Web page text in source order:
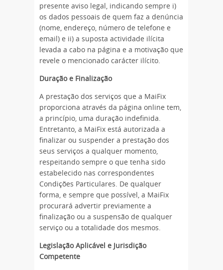
presente aviso legal, indicando sempre i)
os dados pessoais de quem faz a denúncia
(nome, endereço, número de telefone e
email) e ii) a suposta actividade ilícita
levada a cabo na página e a motivação que
revele o mencionado carácter ilícito.
Duração e Finalização
A prestação dos serviços que a MaiFix
proporciona através da página online tem,
a princípio, uma duração indefinida.
Entretanto, a MaiFix está autorizada a
finalizar ou suspender a prestação dos
seus serviços a qualquer momento,
respeitando sempre o que tenha sido
estabelecido nas correspondentes
Condições Particulares. De qualquer
forma, e sempre que possível, a MaiFix
procurará advertir previamente a
finalização ou a suspensão de qualquer
serviço ou a totalidade dos mesmos.
Legislação Aplicável e Jurisdição
Competente